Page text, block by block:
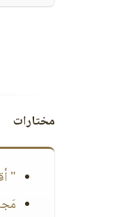
مختارات
"